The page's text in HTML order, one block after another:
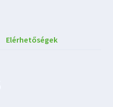
Elérhetőségek